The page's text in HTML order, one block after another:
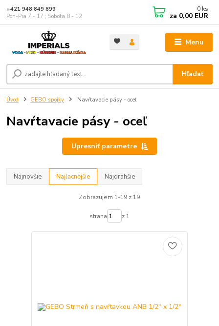
Menu
Hľadať
+421 948 849 899
Pon-Pia 7 - 17 ; Sobota 8 - 12
0 ks
za 0,00 EUR
Úvod GEBO spojky Navŕtavacie pásy - oceľ
Navŕtavacie pásy - oceľ
Upresniť parametre
Najnovšie Najlacnejšie Najdrahšie
Zobrazujem 1-19 z 19
strana z 1